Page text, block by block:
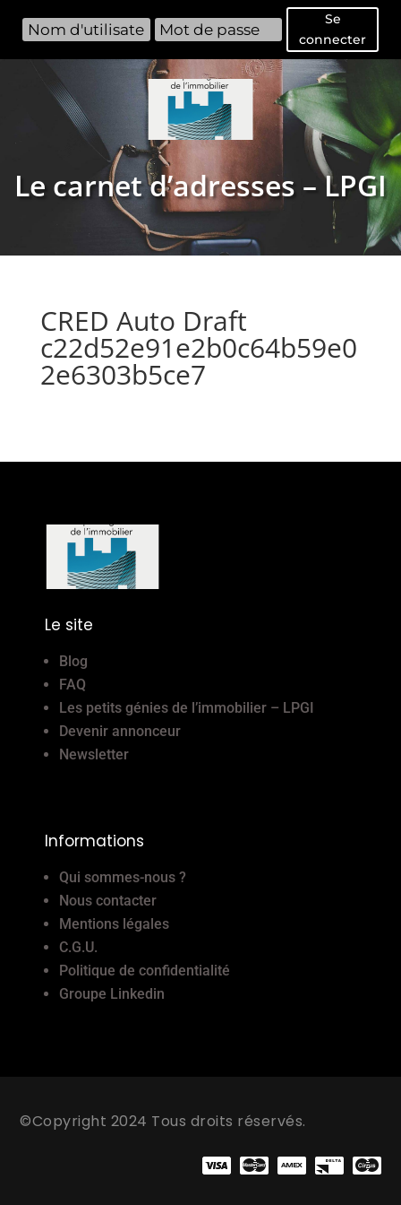
Se
connecter
Le carnet d’adresses – LPGI
CRED Auto Draft
c22d52e91e2b0c64b59e0
2e6303b5ce7
Le site
Blog
FAQ
Les petits génies de l’immobilier – LPGI
Devenir annonceur
Newsletter
Informations
Qui sommes-nous ?
Nous contacter
Mentions légales
C.G.U.
Politique de confidentialité
Groupe Linkedin
©Copyright 2024 Tous droits réservés.